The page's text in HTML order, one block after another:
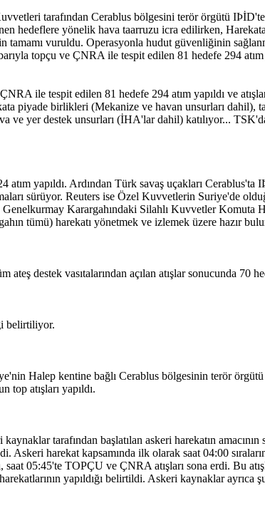
tarafından Cerablus bölgesini terör örgütü
hedeflere yönelik hava taarruzu icra edilirken,
tamamı vuruldu. Operasyonla hudut güvenliğinin
topçu ve ÇNRA ile tespit edilen 81 hedefe 294
ile tespit edilen 81 hedefe 294 atım yapıldı ve
piyade birlikleri (Mekanize ve havan unsurları
yer destek unsurları (İHA'lar dahil) katılıyor...
yapıldı. Ardından Türk savaş uçakları
sürüyor. Reuters ise Özel Kuvvetlerin Suriye'de
Genelkurmay Karargahındaki Silahlı Kuvvetler
tümü) harekatı yönetmek ve izlemek üzere hazır
destek vasıtalarından açılan atışlar sonucunda 70
belirtiliyor.
Halep kentine bağlı Cerablus bölgesinin terör örgütü
top atışları yapıldı.
tarafından başlatılan askeri harekatın
harekat kapsamında ilk olarak saat 04:00
05:45'te TOPÇU ve ÇNRA atışları sona erdi. Bu
yapıldığı belirtildi. Askeri kaynaklar ayrıca